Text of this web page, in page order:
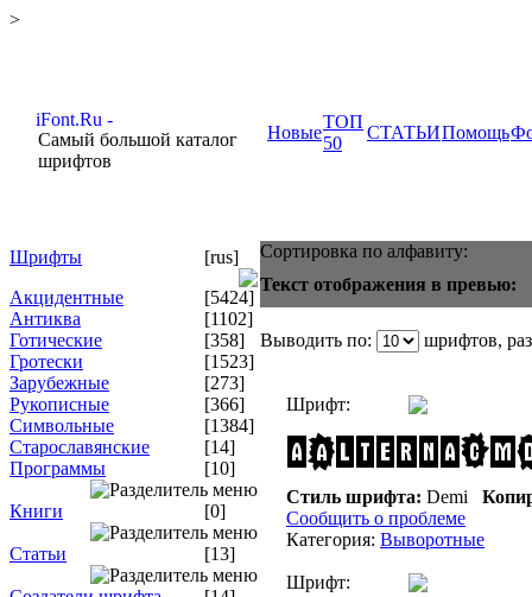
>
Самый большой каталог
шрифтов
Новые
ТОП
50
СТАТЬИПомощь
Шрифты
[rus]
Акцидентные
[5424]
Антиква
[1102]
Готические
[358]
Гротески
[1523]
Зарубежные
[273]
Рукописные
[366]
Символьные
[1384]
Старославянские
[14]
Программы
[10]
Книги [0]
Статьи [13]
Сортировка по алфавиту:
Текст отображения в превью:
Выводить по: шрифтов,
Шрифт:
Стиль шрифта: Demi
Сообщить о проблеме
Категория: Выворотные
Шрифт: